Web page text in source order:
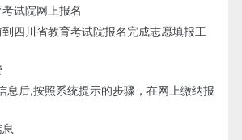
试院网上报名
川省教育考试院报名完成志愿填报工
后,按照系统提示的步骤，在网上缴纳报